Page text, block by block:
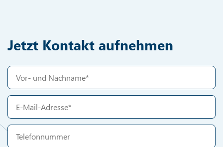
Jetzt Kontakt aufnehmen